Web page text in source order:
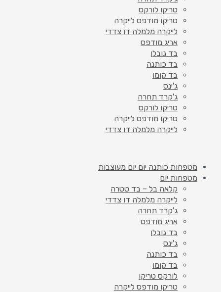
טריקו לורקס
טריקו מודפס לייקרה
לייקרה מלמלה דו צדדי
אריג מודפס
בד גובלן
בד כותנה
בד קומו
ג'ינס
ג'קרד תחרה
טריקו לורקס
טריקו מודפס לייקרה
לייקרה מלמלה דו צדדי
מטפחות כותנה יום יום מעוצבות
מטפחות יום
קלאה בל – בד טטרה
לייקרה מלמלה דו צדדי
ג'קרד תחרה
אריג מודפס
בד גובלן
ג'ינס
בד כותנה
בד קומו
לורקס טריקו
טריקו מודפס לייקרה